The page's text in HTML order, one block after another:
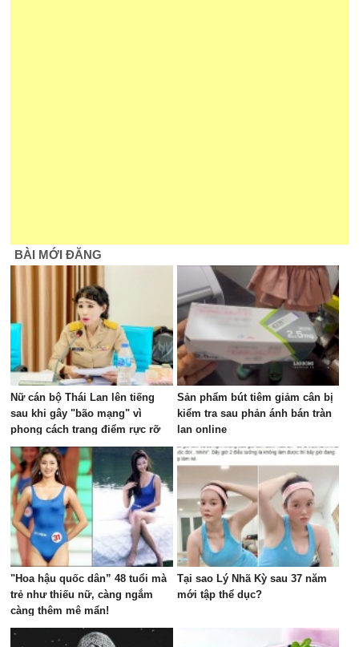
BÀI MỚI ĐĂNG
Nữ cán bộ Thái Lan lên tiếng
sau khi gây "bão mạng" vì
phong cách trang điểm rực rỡ
trong cuộc họp ngân sách
Sản phẩm bút tiêm giảm cân bị
kiểm tra sau phản ánh bán tràn
lan online
"Hoa hậu quốc dân” 48 tuổi mà
trẻ như thiếu nữ, càng ngắm
càng thêm mê mẩn!
Tại sao Lý Nhã Kỳ sau 37 năm
mới tập thể dục?